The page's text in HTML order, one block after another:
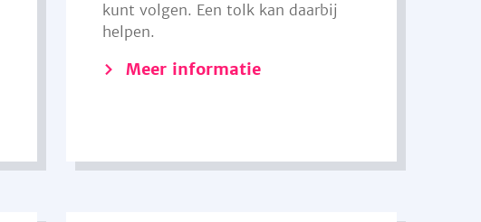
kunt volgen. Een tolk kan daarbij
helpen.
Meer informatie